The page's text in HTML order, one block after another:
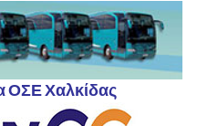
ΟΣΕ Χαλκίδας